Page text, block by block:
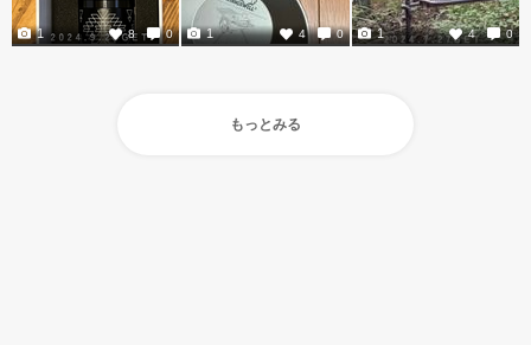
8 0
1 4 0
1 4 0
1
もっとみる